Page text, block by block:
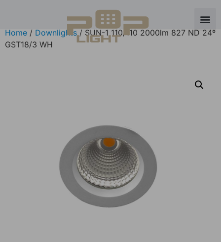
Home / Downlights / SUN-1 110/110 2000lm 827 ND 24º
GST18/3 WH